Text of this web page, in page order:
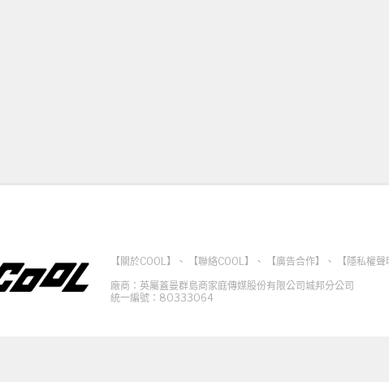
【關於COOL】 、 【聯絡COOL】 、 【廣告合作】 、
【隱私權
廠商：英屬蓋曼群島商家庭傳媒股份有限公司城邦分公司
統一編號：80333064